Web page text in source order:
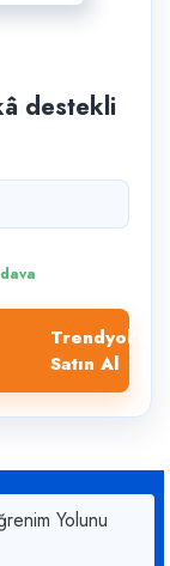
destekli
Trendyol'dan
Satın Al
Yolunu